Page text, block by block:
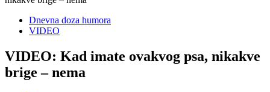
Dnevna doza humora
VIDEO
VIDEO: Kad imate ovakvog psa, nikakve
brige – nema